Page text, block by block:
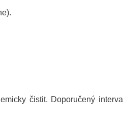
čistit. Doporučený interval